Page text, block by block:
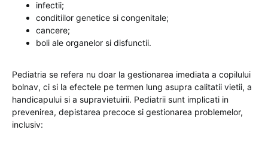
infectii;
conditiilor genetice si congenitale;
cancere;
boli ale organelor si disfunctii.
Pediatria se refera nu doar la gestionarea imediata a copilului
bolnav, ci si la efectele pe termen lung asupra calitatii vietii, a
handicapului si a supravietuirii. Pediatrii sunt implicati in
prevenirea, depistarea precoce si gestionarea problemelor,
inclusiv: